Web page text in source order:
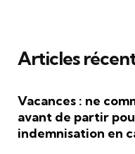
Articles
Vacances : ne
avant de partir
indemnisation en